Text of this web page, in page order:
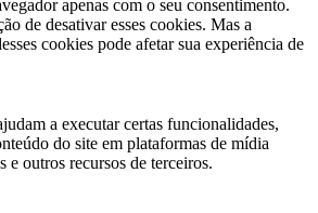
apenas com o seu consentimento.
de desativar esses cookies. Mas a
cookies pode afetar sua experiência de
a executar certas funcionalidades,
do site em plataformas de mídia
e outros recursos de terceiros.